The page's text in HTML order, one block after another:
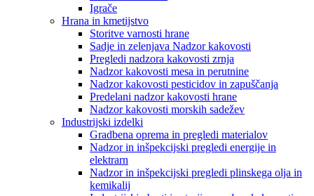
Igrače
Hrana in kmetijstvo
Storitve varnosti hrane
Sadje in zelenjava Nadzor kakovosti
Pregledi nadzora kakovosti zrnja
Nadzor kakovosti mesa in perutnine
Nadzor kakovosti pesticidov in zapuščanja
Predelani nadzor kakovosti hrane
Nadzor kakovosti morskih sadežev
Industrijski izdelki
Gradbena oprema in pregledi materialov
Nadzor in inšpekcijski pregledi energije in
elektrarn
Nadzor in inšpekcijski pregledi plinskega olja in
kemikalij